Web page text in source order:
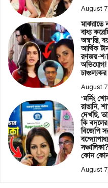
August
মাঝরাতে
বাধ্য
অস্ব’স্তি,
আর্থিক
রণজয়-
অভিযোগ!
August
‘মর্নিং
রাঙানি,
দেখছি,
কি বদলের
বিজেপি
কোন কোন
August